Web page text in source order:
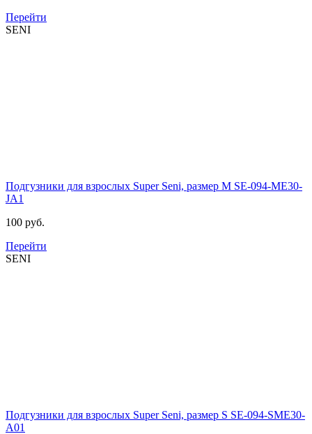
Перейти
SENI
Подгузники для взрослых Super Seni, размер M SE-094-МЕ30-
JA1
100 руб.
Перейти
SENI
Подгузники для взрослых Super Seni, размер S SE-094-SМЕ30-
A01